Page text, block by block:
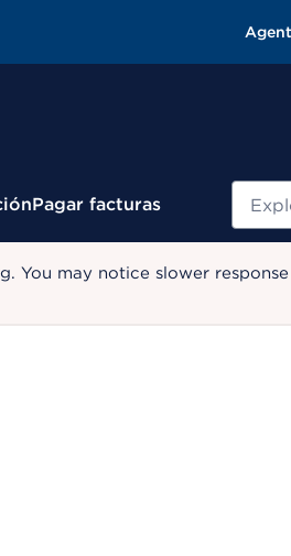
Pagar facturas
You may notice slower